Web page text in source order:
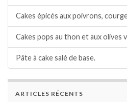
Cakes épicés aux poivrons,
Cakes pops au thon et aux olives
Pâte à cake salé de base.
ARTICLES RÉCENTS